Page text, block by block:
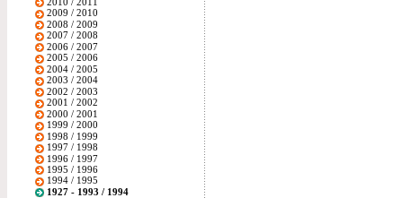
2009 / 2010
2008 / 2009
2007 / 2008
2006 / 2007
2005 / 2006
2004 / 2005
2003 / 2004
2002 / 2003
2001 / 2002
2000 / 2001
1999 / 2000
1998 / 1999
1997 / 1998
1996 / 1997
1995 / 1996
1994 / 1995
1927 - 1993 / 1994